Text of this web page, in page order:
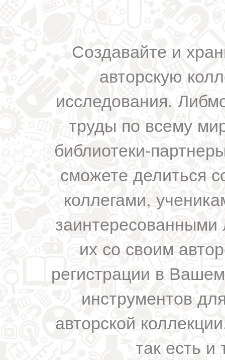
Создавайте и
авторскую
исследования.
труды по всему
библиотеки-
сможете делиться
коллегами,
их со своим
регистрации в
инструментов
авторской
так есть и